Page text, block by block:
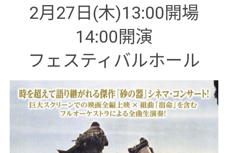
2月27日(木)13:00開場
14:00開演
フェスティバルホール